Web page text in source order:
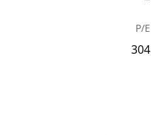
P/E
304